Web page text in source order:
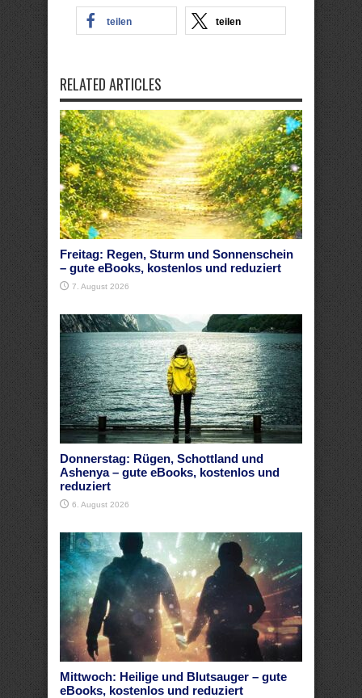
teilen teilen
RELATED ARTICLES
Freitag: Regen, Sturm und Sonnenschein
– gute eBooks, kostenlos und reduziert
7. August 2026
Donnerstag: Rügen, Schottland und
Ashenya – gute eBooks, kostenlos und
reduziert
6. August 2026
Mittwoch: Heilige und Blutsauger – gute
eBooks, kostenlos und reduziert